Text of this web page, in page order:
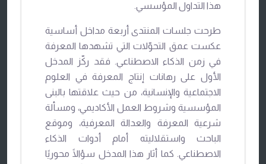
هذا التداول المؤسسي.
طرحت جلسات المنتدى أربعة مداخل أساسية
عكست عمق التحوّلات التي تشهدها المعرفة
في زمن الذكاء الاصطناعي. فقد ركّز المدخل
الأول على رهانات إنتاج المعرفة في العلوم
الاجتماعية والإنسانية، من حيث علاقتها بالبنى
المؤسسية وشروط العمل الأكاديمي، ومسألة
شرعية المعرفة والعدالة المعرفية، وموقع
الباحث واستقلاليته أمام أدوات الذكاء
الاصطناعي. كما أثار هذا المدخل سؤالًا محوريًا